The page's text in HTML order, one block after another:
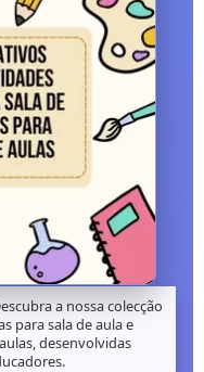
a nossa colecção
para sala de aula e
desenvolvidas